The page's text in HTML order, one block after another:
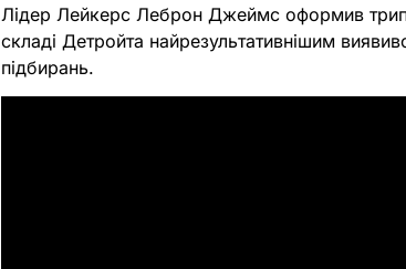
Лідер Лейкерс Леброн Джеймс оформив
складі Детройта найрезультативнішим
підбирань.